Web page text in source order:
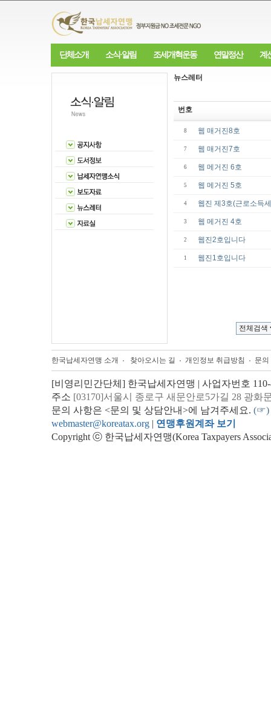
단체소개 소식·알림 조세개혁운동 연말정산 계
뉴스레터
번호
8 웹 매거진8호
7 웹 매거진7호
6 웹 메거진 6호
5 웹 메거진 5호
4 웹진 제3호(근로소득
3 웹 메거진 4호
2 웹진2호입니다
1 웹진1호입니다
한국납세자연맹 소개 찾아오시는 길 개인정보 취급방침 문
[비영리민간단체] 한국납세자연맹 | 사업자번호
주소 [03170]서울시 종로구 새문안로5가길 28 광화
문의 사항은 <문의 및 상담안내>에 남겨주세요. (☞)
webmaster@koreatax.org | 연맹후원계좌 보기
Copyright ⓒ 한국납세자연맹(Korea Taxpayers